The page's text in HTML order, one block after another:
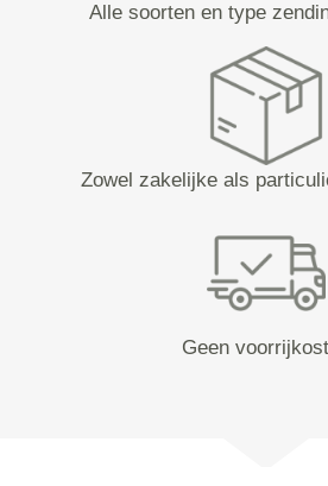
Alle soorten en type
Zowel zakelijke als
Geen